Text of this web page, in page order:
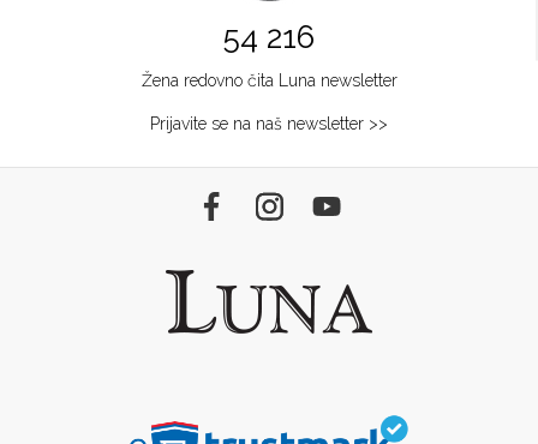
54 216
Žena redovno čita Luna newsletter
Prijavite se na naš newsletter >>